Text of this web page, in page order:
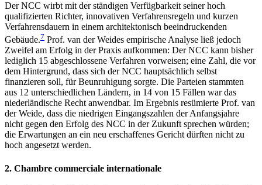
Der NCC wirbt mit der ständigen Verfügbarkeit seiner hoch
qualifizierten Richter, innovativen Verfahrensregeln und kurzen
Verfahrensdauern in einem architektonisch beeindruckenden
Gebäude.7 Prof. van der Weides empirische Analyse ließ jedoch
Zweifel am Erfolg in der Praxis aufkommen: Der NCC kann bisher
lediglich 15 abgeschlossene Verfahren vorweisen; eine Zahl, die vor
dem Hintergrund, dass sich der NCC hauptsächlich selbst
finanzieren soll, für Beunruhigung sorgte. Die Parteien stammten
aus 12 unterschiedlichen Ländern, in 14 von 15 Fällen war das
niederländische Recht anwendbar. Im Ergebnis resümierte Prof. van
der Weide, dass die niedrigen Eingangszahlen der Anfangsjahre
nicht gegen den Erfolg des NCC in der Zukunft sprechen würden;
die Erwartungen an ein neu erschaffenes Gericht dürften nicht zu
hoch angesetzt werden.
2. Chambre commerciale internationale